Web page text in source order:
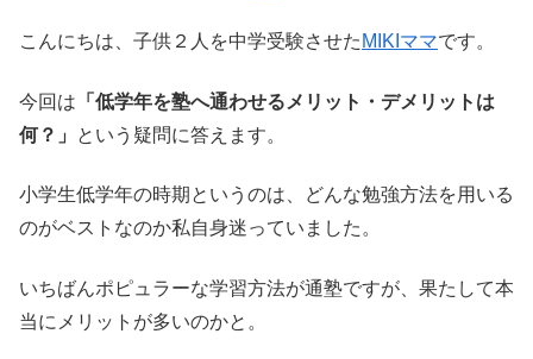
こんにちは、子供２人を中学受験させた MIKIママです。
今回は 「低学年を塾へ通わせるメリット・デメリットは
何？」
という疑問に答えます。
小学生低学年の時期というのは、どんな勉強方法を用いる
のがベストなのか私自身迷っていました。
いちばんポピュラーな学習方法が通塾ですが、果たして本
当にメリットが多いのかと。